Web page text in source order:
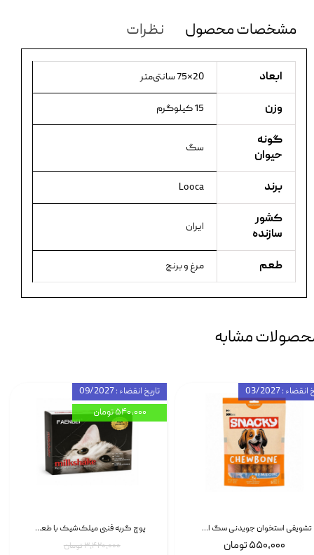
مشخصات محصول نظرات
ابعاد 20×75 سانتی‌متر
وزن 15 کیلوگرم
گونه
حیوان
سگ
برند Looca
کشور
سازنده
ایران
طعم مرغ و برنج
مشابه
پوچ گربه فنبی میلک‌شیک با طعم مرغ Faenbei Cat Milk Shake Pouch بسته 12 عددی
۳,۴۲۰,۰۰۰ تومان
تاریخ انقضاء : 09/2027
۵۴۰,۰۰۰ تومان
تشویقی استخوان جویدنی سگ اسنکی کرانچی با طعم مرغ Snacky Crunchy Munchy وزن 100 گرم
۵۵۰,۰۰۰ تومان
: 03/2027